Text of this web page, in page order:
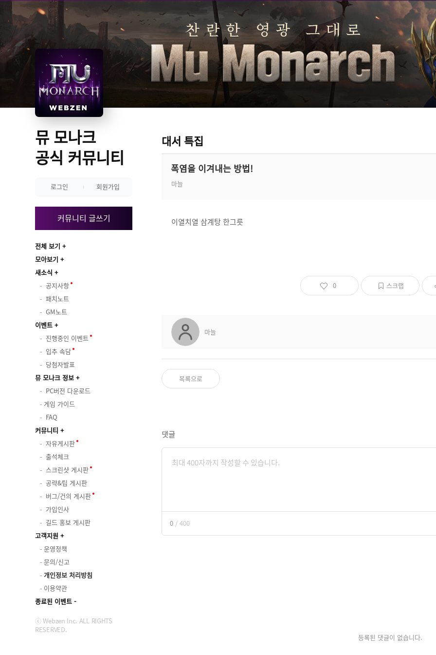
뮤 모나크
공식 커뮤니티
로그인 회원가입
커뮤니티 글쓰기
전체 보기
모아보기
새소식
공지사항
패치노트
GM노트
이벤트
진행중인 이벤트
입추 속담
당첨자발표
뮤 모나크 정보
PC버전 다운로드
게임 가이드
FAQ
커뮤니티
자유게시판
출석체크
스크린샷 게시판
공략&팁 게시판
버그/건의 게시판
가입인사
길드 홍보 게시판
고객지원
운영정책
문의/신고
개인정보 처리방침
이용약관
종료된 이벤트
ⓒ Webzen Inc. ALL RIGHTS
RESERVED.
대서 특집
폭염을 이겨내는 방법!
마늘
이열치열 삼계탕 한그릇
0 스크랩
마늘
목록으로
댓글
0 / 400
등록된 댓글이 없습니다.